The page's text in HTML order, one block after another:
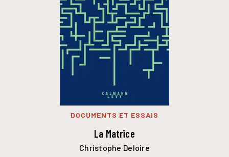
DOCUMENTS ET ESSAIS
La Matrice
Christophe Deloire